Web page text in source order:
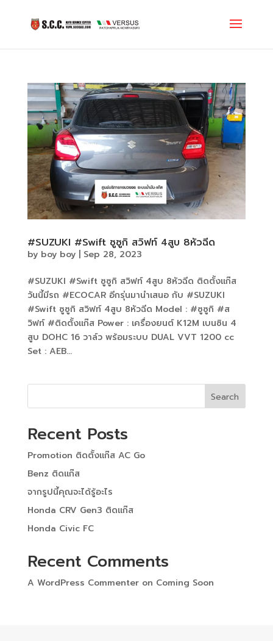
#SUZUKI #Swift ซูซูกิ สวิฟท์ 4สูบ 8หัวฉีด
by boy boy| Sep 28, 2023
#SUZUKI #Swift ซูซูกิ สวิฟท์ 4สูบ 8หัวฉีด ติดตั้งแก๊ส
วันนี้มีรถ #ECOCAR อีกรุ่นมานำเสนอ กับ #SUZUKI
#Swift ซูซูกิ สวิฟท์ 4สูบ 8หัวฉีด Model : #ซูซูกิ #ส
วิฟท์ #ติดตั้งแก๊ส Power : เครื่องยนต์ K12M เบนซิน 4
สูบ DOHC 16 วาล์ว พร้อมระบบ DUAL VVT 1200 cc
Set : AEB...
Search
Recent Posts
Promotion ติดตั้งแก๊ส AC Go
Benz ติดแก๊ส
จากรูปนี้คุณจะได้รู้อะไร
Honda CRV Gen3 ติดแก๊ส
Honda Civic FC
Recent Comments
A WordPress Commenteron Coming Soon